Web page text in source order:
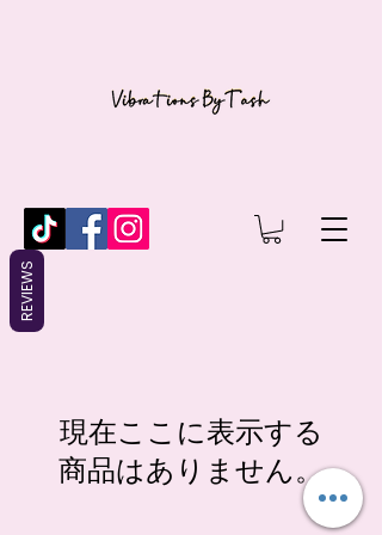
現在ここに表示する
商品はありません。
REVIEWS